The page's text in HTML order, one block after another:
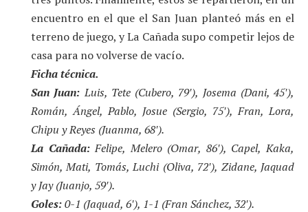
encuentro en el que el San Juan planteó más en el
terreno de juego, y La Cañada supo competir lejos de
casa para no volverse de vacío.
Ficha técnica.
San Juan: Luis, Tete (Cubero, 79′), Josema (Dani, 45′),
Román, Ángel, Pablo, Josue (Sergio, 75′), Fran, Lora,
Chipu y Reyes (Juanma, 68′).
La Cañada:Felipe, Melero (Omar, 86′), Capel, Kaka,
Simón, Mati, Tomás, Luchi (Oliva, 72′), Zidane, Jaquad
y Jay (Juanjo, 59′).
Goles:0-1 (Jaquad, 6′), 1-1 (Fran Sánchez, 32′).